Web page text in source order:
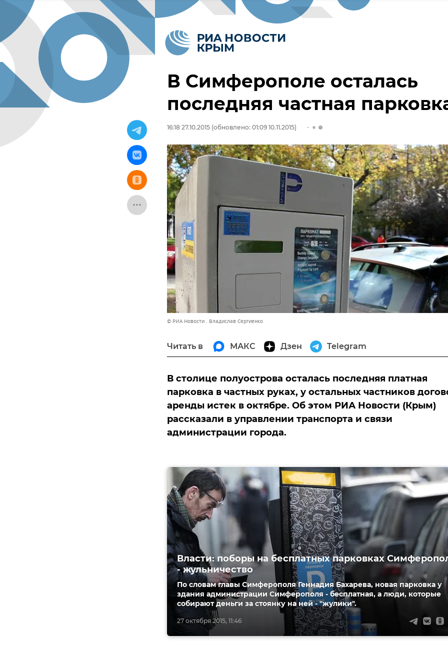
В Симферополе осталась
последняя частная
16:18 27.10.2015 (обновлено: 01:09 10.11.2015)
© РИА Новости . Владислав Сергиенко
Читать в МАКС Дзен Telegram
В столице полуострова осталась последняя платная
парковка в частных руках, у остальных частников
аренды истек в октябре. Об этом РИА Новости (Крым)
рассказали в управлении транспорта и связи
администрации города.
27 октября 2015, 11:46
Власти: поборы на бесплатных парковках
- жульничество
По словам главы Симферополя Геннадия Бахарева, новая парковка у
здания администрации Симферополя - бесплатная, а люди, которые
собирают деньги за стоянку на ней - "жулики".